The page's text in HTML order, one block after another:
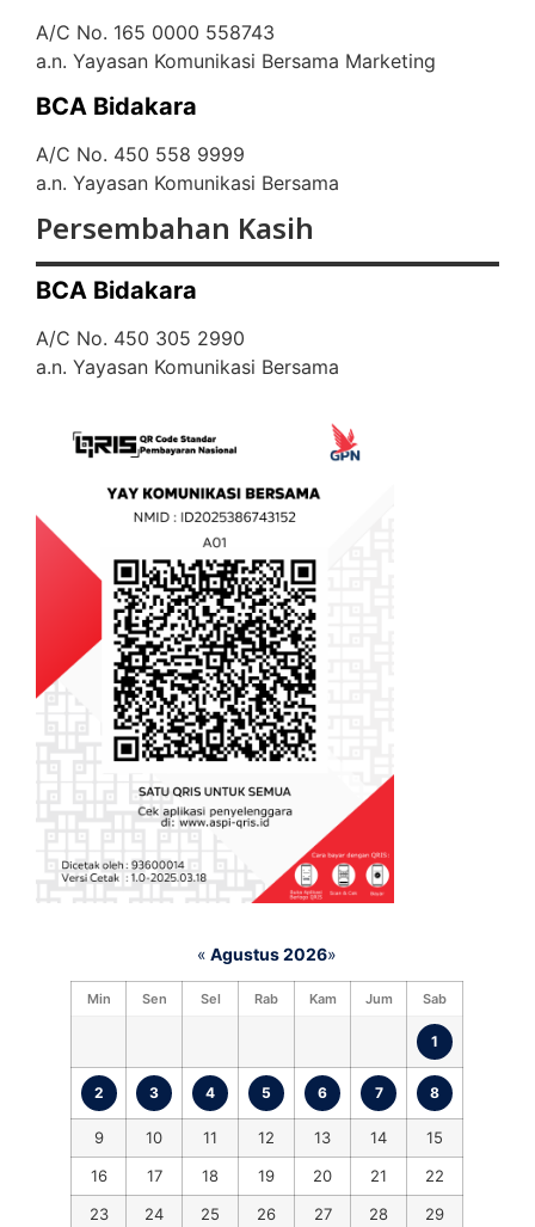
A/C No. 165 0000 558743
a.n. Yayasan Komunikasi Bersama Marketing
BCA Bidakara
A/C No. 450 558 9999
a.n. Yayasan Komunikasi Bersama
Persembahan Kasih
BCA Bidakara
A/C No. 450 305 2990
a.n. Yayasan Komunikasi Bersama
« Agustus 2026»
Min Sen Sel Rab Kam Jum Sab
1
2 3 4 5 6 7 8
9 10 11 12 13 14
15
16
17 18 19 20 21
22
23
24 25 26 27 28
29